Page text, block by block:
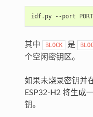
idf.py --port PORT
其中 BLOCK 是
个空闲密钥区。
如果未烧录密钥并
ESP32-H2 将生成
钥。